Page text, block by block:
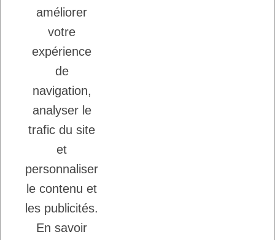
GRANDE QUALITE
Inscription à la newsletter
Vous pouvez vous désinscrire à tout moment.
J'accepte les conditions générales et la
politique de confidentialité.
améliorer
votre
expérience
de
navigation,
analyser le
trafic du site
et
personnaliser
le contenu et
les publicités.
En savoir